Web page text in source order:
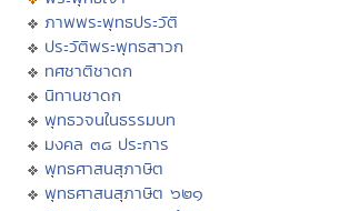
ภาพพระพุทธประวัติ
ประวัติพระพุทธสาวก
ทศชาติชาดก
นิทานชาดก
พุทธวจนในธรรมบท
มงคล ๓๘ ประการ
พุทธศาสนสุภาษิต
พุทธศาสนสุภาษิต ๖๒๑